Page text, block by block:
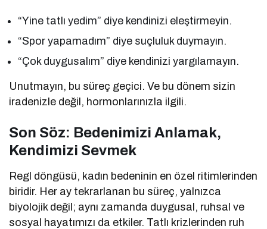
“Yine tatlı yedim” diye kendinizi eleştirmeyin.
“Spor yapamadım” diye suçluluk duymayın.
“Çok duygusalım” diye kendinizi yargılamayın.
Unutmayın, bu süreç geçici. Ve bu dönem sizin
iradenizle değil, hormonlarınızla ilgili.
Son Söz: Bedenimizi Anlamak,
Kendimizi Sevmek
Regl döngüsü, kadın bedeninin en özel ritimlerinden
biridir. Her ay tekrarlanan bu süreç, yalnızca
biyolojik değil; aynı zamanda duygusal, ruhsal ve
sosyal hayatımızı da etkiler. Tatlı krizlerinden ruh